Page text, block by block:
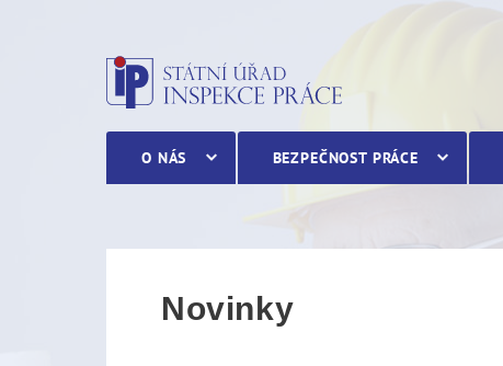
O NÁS BEZPEČNOST PRÁCE
Novinky